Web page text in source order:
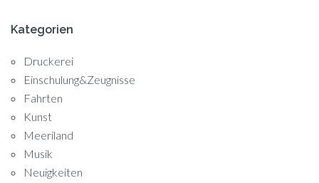
Kategorien
Druckerei
Einschulung&Zeugnisse
Fahrten
Kunst
Meeriland
Musik
Neuigkeiten